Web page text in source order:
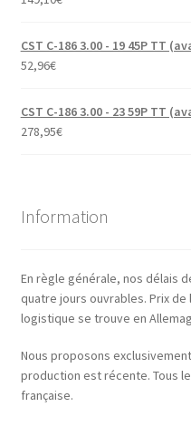
CST C-186 3.00 - 19 45P TT
52,96€
CST C-186 3.00 - 23 59P TT
278,95€
Information
En règle générale, nos délais
quatre jours ouvrables. Prix de
logistique se trouve en
Nous proposons
production est récente. Tous
française.